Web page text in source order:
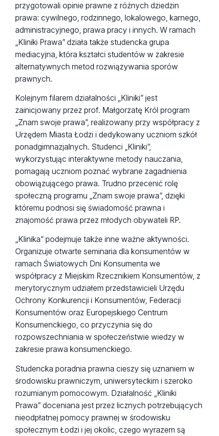
przygotowali opinie prawne z różnych dziedzin
prawa: cywilnego, rodzinnego, lokalowego, karnego,
administracyjnego, prawa pracy i innych. W ramach
„Kliniki Prawa” działa także studencka grupa
mediacyjna, która kształci studentów w zakresie
alternatywnych metod rozwiązywania sporów
prawnych.
Kolejnym filarem działalności „Kliniki” jest
zainicjowany przez prof. Małgorzatę Król program
„Znam swoje prawa”, realizowany przy współpracy z
Urzędem Miasta Łodzi i dedykowany uczniom szkół
ponadgimnazjalnych. Studenci „Kliniki”,
wykorzystując interaktywne metody nauczania,
pomagają uczniom poznać wybrane zagadnienia
obowiązującego prawa. Trudno przecenić rolę
społeczną programu „Znam swoje prawa”, dzięki
któremu podnosi się świadomość prawna i
znajomość prawa przez młodych obywateli RP.
„Klinika” podejmuje także inne ważne aktywności.
Organizuje otwarte seminaria dla konsumentów w
ramach Światowych Dni Konsumenta we
współpracy z Miejskim Rzecznikiem Konsumentów, z
merytorycznym udziałem przedstawicieli Urzędu
Ochrony Konkurencji i Konsumentów, Federacji
Konsumentów oraz Europejskiego Centrum
Konsumenckiego, co przyczynia się do
rozpowszechniania w społeczeństwie wiedzy w
zakresie prawa konsumenckiego.
Studencka poradnia prawna cieszy się uznaniem w
środowisku prawniczym, uniwersyteckim i szeroko
rozumianym pomocowym. Działalność „Kliniki
Prawa” doceniana jest przez licznych potrzebujących
nieodpłatnej pomocy prawnej w środowisku
społecznym Łodzi i jej okolic, czego wyrazem są